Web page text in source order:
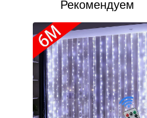
Рекомендуем